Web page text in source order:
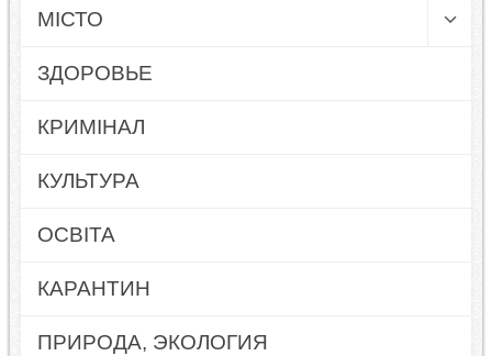
МІСТО
ЗДОРОВЬЕ
КРИМІНАЛ
КУЛЬТУРА
ОСВІТА
КАРАНТИН
ПРИРОДА, ЭКОЛОГИЯ